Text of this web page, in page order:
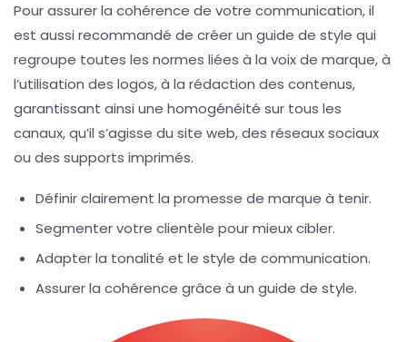
Pour assurer la cohérence de votre communication, il
est aussi recommandé de créer un guide de style qui
regroupe toutes les normes liées à la voix de marque, à
l’utilisation des logos, à la rédaction des contenus,
garantissant ainsi une homogénéité sur tous les
canaux, qu’il s’agisse du site web, des réseaux sociaux
ou des supports imprimés.
Définir clairement la promesse de marque à tenir.
Segmenter votre clientèle pour mieux cibler.
Adapter la tonalité et le style de communication.
Assurer la cohérence grâce à un guide de style.